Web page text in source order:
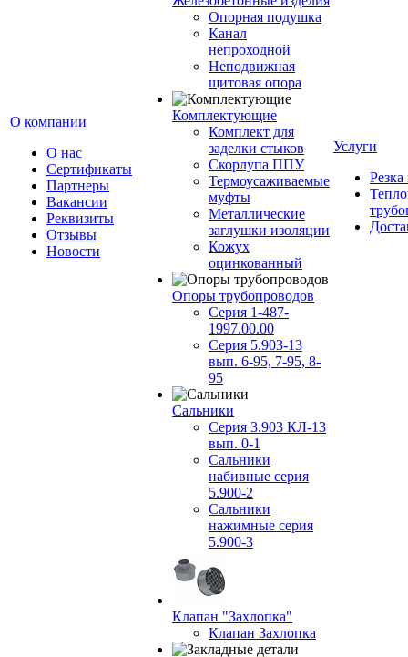
О компании
О нас
Сертификаты
Партнеры
Вакансии
Реквизиты
Отзывы
Новости
Опорная подушка
Канал
непроходной
Неподвижная
щитовая опора
Комплектующие
Комплект для
заделки стыков
Скорлупа ППУ
Термоусаживаемые
муфты
Металлические
заглушки изоляции
Кожух
оцинкованный
Опоры трубопроводов
Серия 1-487-
1997.00.00
Серия 5.903-13
вып. 6-95, 7-95, 8-
95
Сальники
Серия 3.903 КЛ-13
вып. 0-1
Сальники
набивные серия
5.900-2
Сальники
нажимные серия
5.900-3
Клапан "Захлопка"
Клапан Захлопка
Услуги
Резка